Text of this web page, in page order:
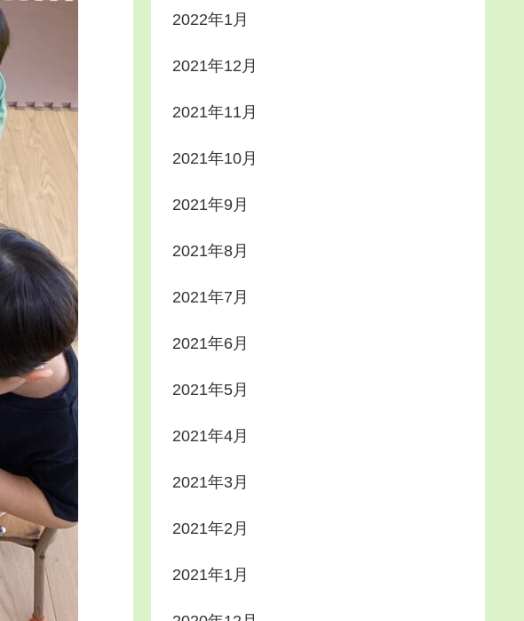
2022年1月
2021年12月
2021年11月
2021年10月
2021年9月
2021年8月
2021年7月
2021年6月
2021年5月
2021年4月
2021年3月
2021年2月
2021年1月